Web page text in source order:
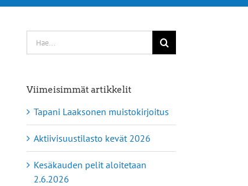
Etsi
...
Viimeisimmät artikkelit
Tapani Laaksonen muistokirjoitus
Aktiivisuustilasto kevät 2026
Kesäkauden pelit aloitetaan
2.6.2026